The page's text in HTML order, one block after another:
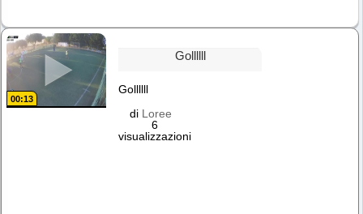
00:13
Gollllll
Gollllll
di Loree
6
visualizzazioni